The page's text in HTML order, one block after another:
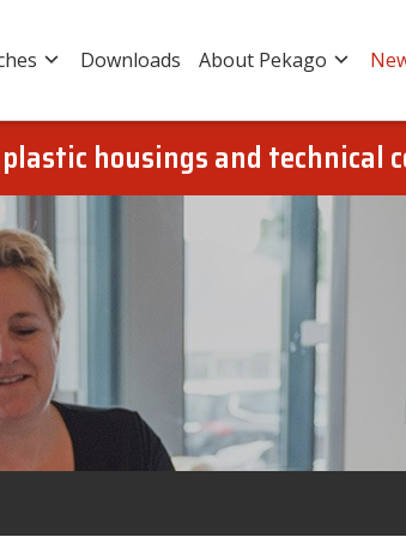
Downloads About Pekago
housings and technical